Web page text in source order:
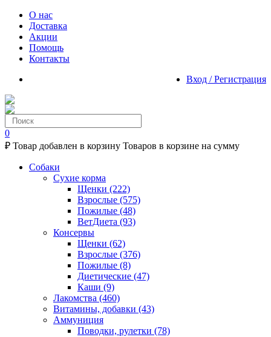
О нас
Доставка
Акции
Помощь
Контакты
Вход / Регистрация
0
₽ Товар добавлен в корзину Товаров в корзине на сумму
Собаки
Сухие корма
Щенки (222)
Взрослые (575)
Пожилые (48)
ВетДиета (93)
Консервы
Щенки (62)
Взрослые (376)
Пожилые (8)
Диетические (47)
Каши (9)
Лакомства (460)
Витамины, добавки (43)
Аммуниция
Поводки, рулетки (78)